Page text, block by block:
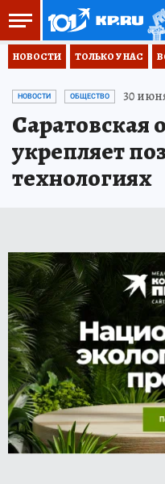
НОВОСТИ ТОЛЬКО У НАС
НОВОСТИ ОБЩЕСТВО 30
Саратовская
укрепляет
технологиях